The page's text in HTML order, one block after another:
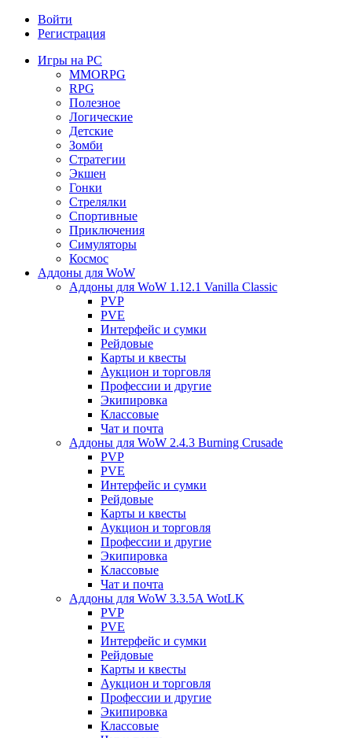
Войти
Регистрация
Игры на PC
MMORPG
RPG
Полезное
Логические
Детские
Зомби
Стратегии
Экшен
Гонки
Стрелялки
Спортивные
Приключения
Симуляторы
Космос
Аддоны для WoW
Аддоны для WoW 1.12.1 Vanilla Classic
PVP
PVE
Интерфейс и сумки
Рейдовые
Карты и квесты
Аукцион и торговля
Профессии и другие
Экипировка
Классовые
Чат и почта
Аддоны для WoW 2.4.3 Burning Crusade
PVP
PVE
Интерфейс и сумки
Рейдовые
Карты и квесты
Аукцион и торговля
Профессии и другие
Экипировка
Классовые
Чат и почта
Аддоны для WoW 3.3.5A WotLK
PVP
PVE
Интерфейс и сумки
Рейдовые
Карты и квесты
Аукцион и торговля
Профессии и другие
Экипировка
Классовые